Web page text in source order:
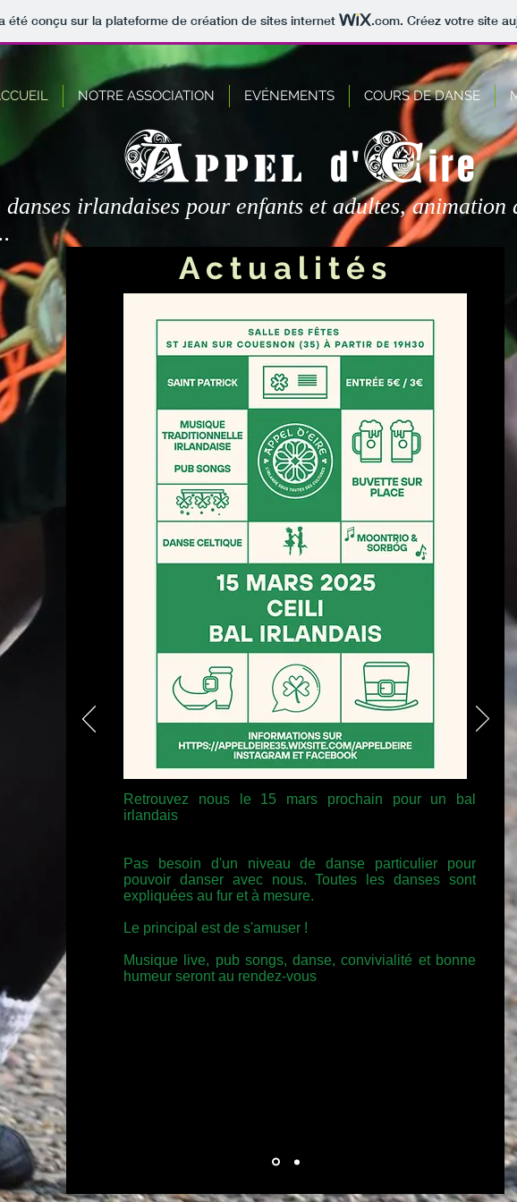
été conçu sur la plateforme de création de sites internet .com. Créez votre site
NOTRE ASSOCIATION EVÉNEMENTS COURS DE DANSE
Appel d'Eire
danses irlandaises pour enfants et adultes, animation
Actualités
Retrouvez nous le 15 mars prochain pour un bal
irlandais
Pas besoin d'un niveau de danse particulier pour
pouvoir danser avec nous. Toutes les danses sont
expliquées au fur et à mesure.
Le principal est de s'amuser !
Musique live, pub songs, danse, convivialité et bonne
humeur seront au rendez-vous